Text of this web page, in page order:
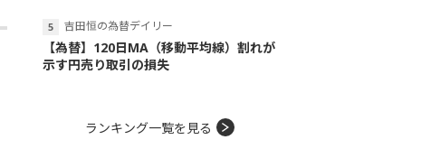
吉田恒の為替デイリー
【為替】120日MA（移動平均線）割れが
示す円売り取引の損失
ランキング一覧を見る